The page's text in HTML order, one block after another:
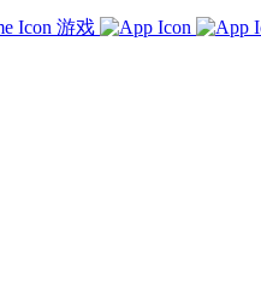
游戏